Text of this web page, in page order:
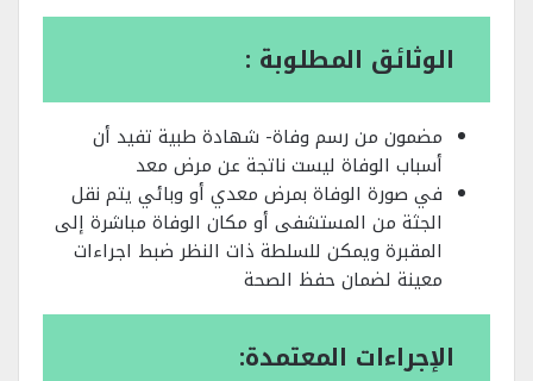
الوثائق المطلوبة :
مضمون من رسم وفاة- شهادة طبية تفيد أن
أسباب الوفاة ليست ناتجة عن مرض معد
في صورة الوفاة بمرض معدي أو وبائي يتم نقل
الجثة من المستشفى أو مكان الوفاة مباشرة إلى
المقبرة ويمكن للسلطة ذات النظر ضبط اجراءات
معينة لضمان حفظ الصحة
الإجراءات المعتمدة: